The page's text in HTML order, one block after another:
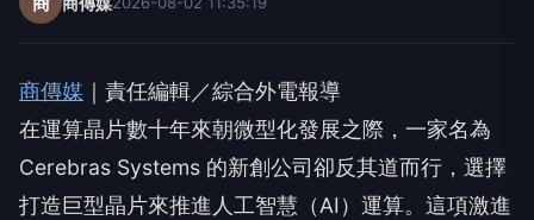
商傳媒 ｜責任編輯／綜合外電報導
在運算晶片數十年來朝微型化發展之際，一家名為
Cerebras Systems 的新創公司卻反其道而行，選擇
打造巨型晶片來推進人工智慧（AI）運算。這項激進